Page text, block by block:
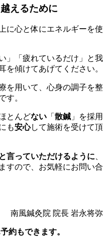
えるために
に心と体にエネルギーを使
」「疲れているだけ」と我
を傾けてあげてください。
を用いて、心身の調子を整
す。
とんどない 「 散鍼 」を採用
も安心して施術を受けて頂
言っていただけるように、
すので、お気軽にお問い合
南風鍼灸院 院長 岩永将弥
約もできます。